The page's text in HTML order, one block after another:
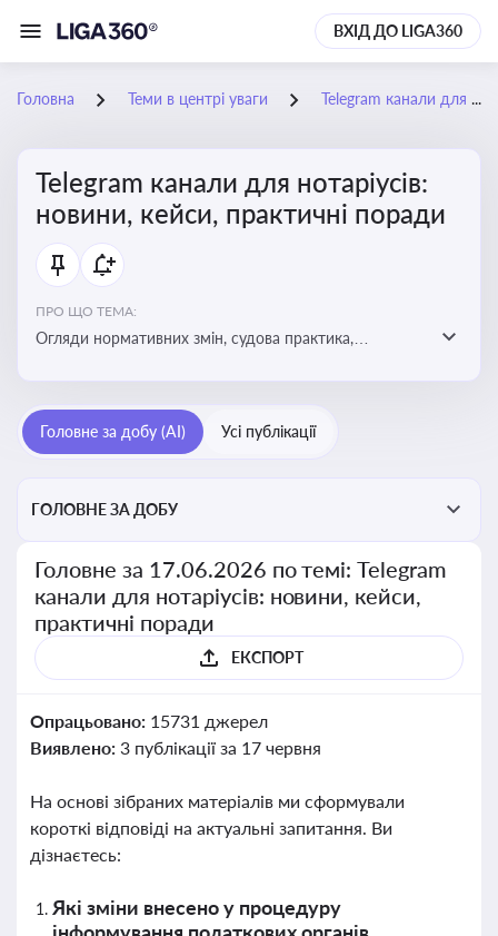
ВХІД ДО LIGA360
Головна Теми в центрі уваги Telegram канали для нотаріусів: новини, кейси, практичні поради
Telegram канали для нотаріусів:
новини, кейси, практичні поради
ПРО ЩО ТЕМА:
Огляди нормативних змін, судова практика,
нотаріусів
Головне за добу (AI) Усі публікації
ГОЛОВНЕ ЗА ДОБУ
Головне за 17.06.2026 по темі: Telegram
канали для нотаріусів: новини, кейси,
практичні поради
ЕКСПОРТ
Опрацьовано: 15731 джерел
Виявлено: 3 публікації за 17 червня
На основі зібраних матеріалів ми сформували
короткі відповіді на актуальні запитання. Ви
дізнаєтесь:
Які зміни внесено у процедуру